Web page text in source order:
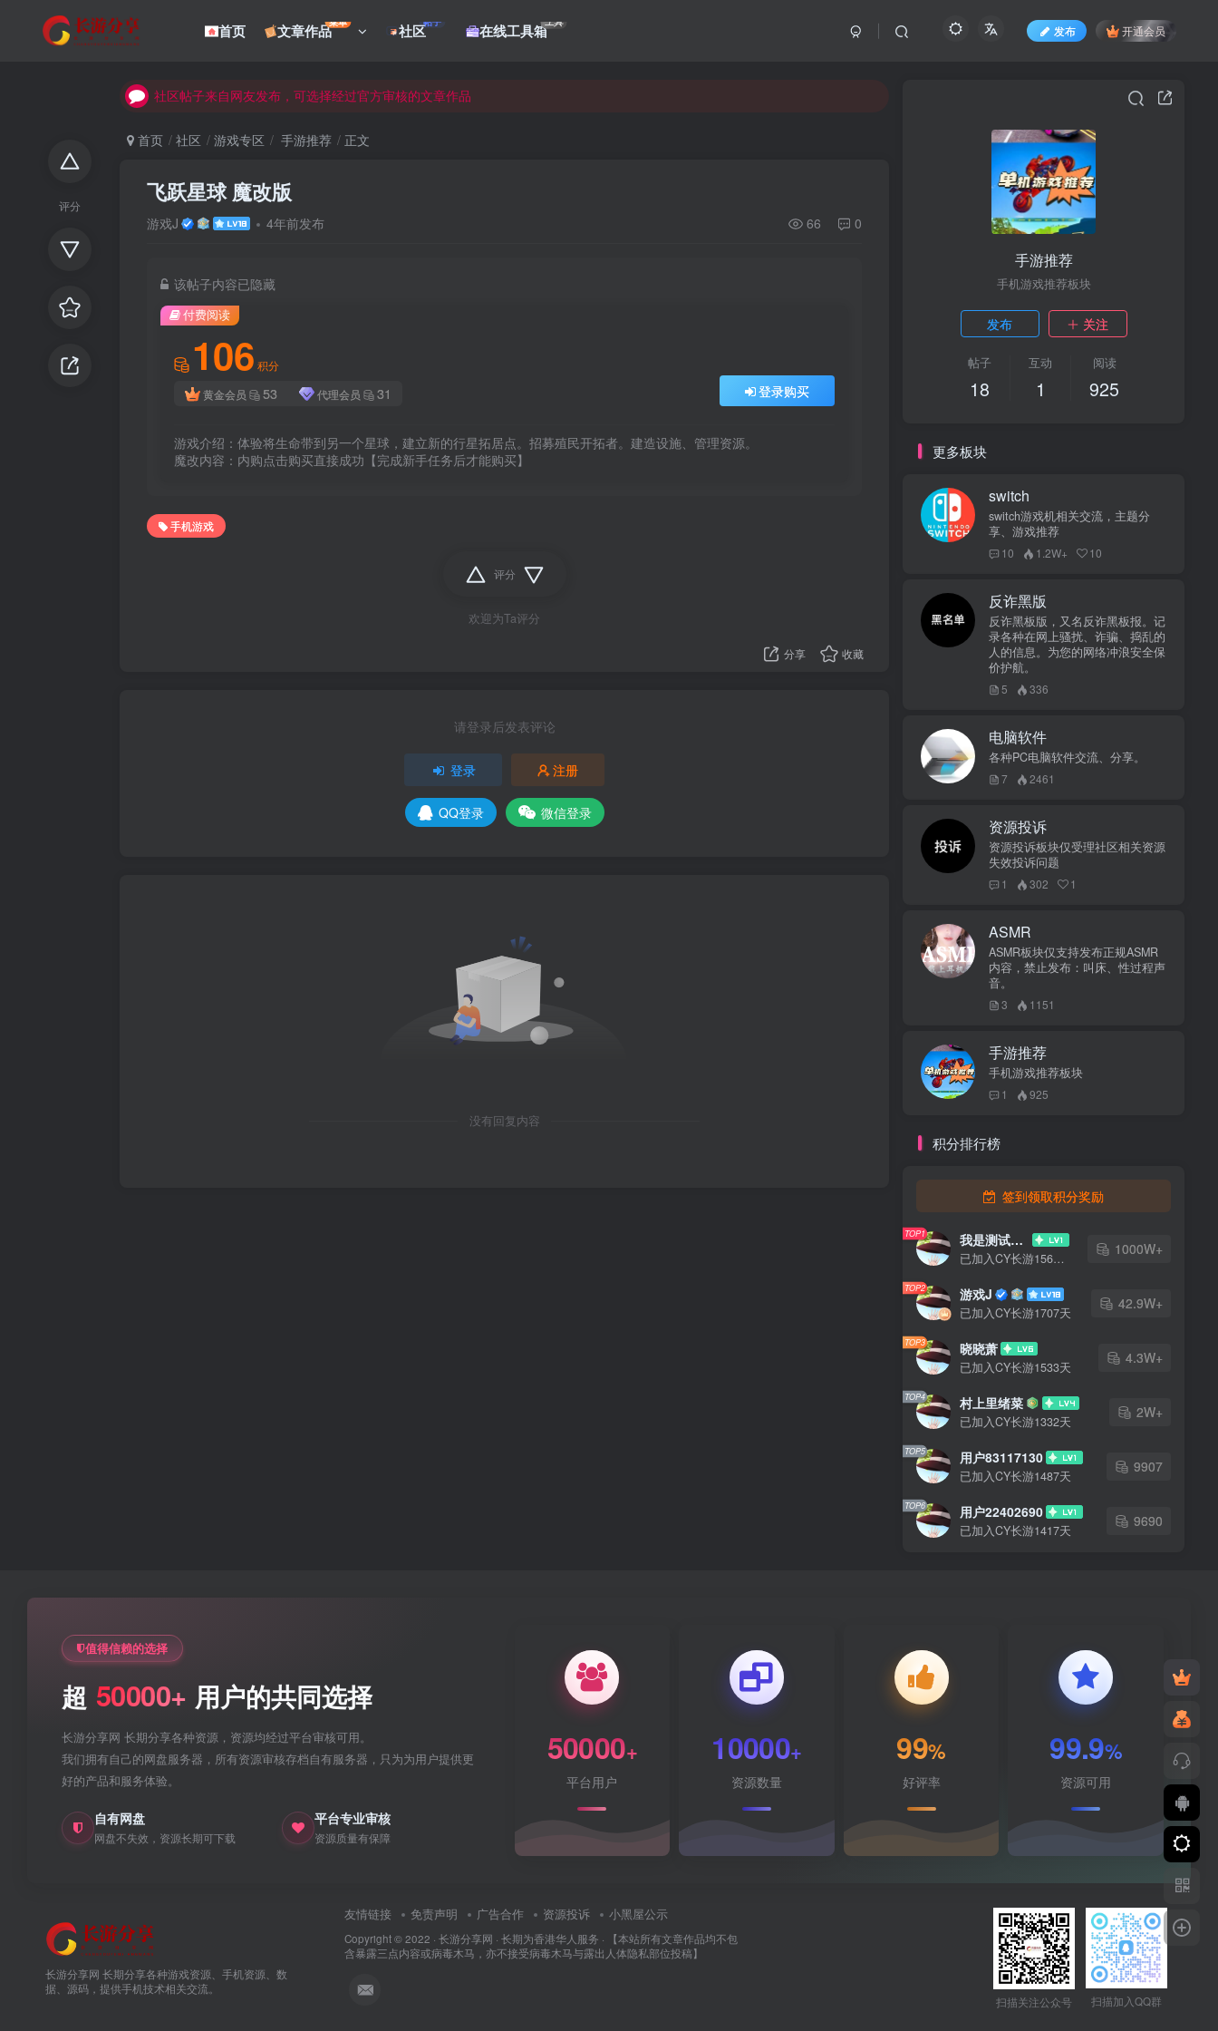
首页 文章作品菜单 社区帖子 在线工具箱工具
发布 开通会员
评分
社区帖子来自网友发布，可选择经过官方审核的文章作品
社区帖子来自网友发布，可选择经过官方审核的文章作品
首页 社区 游戏专区 手游推荐 正文
飞跃星球 魔改版
游戏J 4年前发布 66 0
该帖子内容已隐藏
付费阅读
106 积分
黄金会员
53 代理会员 31 登录购买
游戏介绍：体验将生命带到另一个星球，建立新的行星拓居点。招募殖民开拓者。建造设施、管理资源。
魔改内容：内购点击购买直接成功【完成新手任务后才能购买】
手机游戏
评分
欢迎为Ta评分
分享 收藏
请登录后发表评论
登录 注册
QQ登录 微信登录
没有回复内容
手游推荐
手机游戏推荐板块
发布 关注
帖子
18
互动
1
阅读
925
更多板块
switch
switch游戏机相关交流，主题分
享、游戏推荐
10 1.2W+ 10
反诈黑版
反诈黑板版，又名反诈黑板报。记
录各种在网上骚扰、诈骗、捣乱的
人的信息。为您的网络冲浪安全保
价护航。
5 336
电脑软件
各种PC电脑软件交流、分享。
7 2461
资源投诉
资源投诉板块仅受理社区相关资源
失效投诉问题
1 302 1
ASMR
ASMR板块仅支持发布正规ASMR
内容，禁止发布：叫床、性过程声
音。
3 1151
手游推荐
手机游戏推荐板块
1 925
积分排行榜
签到领取积分奖励
TOP1 我是测试大哥
已加入CY长游1567天
1000W+
TOP2 游戏J
已加入CY长游1707天
42.9W+
TOP3 晓晓萧
已加入CY长游1533天
4.3W+
TOP4 村上里绪菜
已加入CY长游1332天
2W+
TOP5 用户83117130
已加入CY长游1487天
9907
TOP6 用户22402690
已加入CY长游1417天
9690
值得信赖的选择
超 50000+ 用户的共同选择
长游分享网 长期分享各种资源，资源均经过平台审核可用。
我们拥有自己的网盘服务器，所有资源审核存档自有服务器，只为为用户提供更
好的产品和服务体验。
自有网盘
网盘不失效，资源长期可下载
平台专业审核
资源质量有保障
50000+
平台用户
10000+
资源数量
99%
好评率
99.9%
资源可用
长游分享网 长期分享各种游戏资源、手机资源、数
据、源码，提供手机技术相关交流。
友情链接 免责声明 广告合作 资源投诉 小黑屋公示
Copyright © 2022 · 长游分享网 · 长期为香港华人服务 · 【本站所有文章作品均不包
含暴露三点内容或病毒木马，亦不接受病毒木马与露出人体隐私部位投稿】
扫描关注公众号 扫描加入QQ群